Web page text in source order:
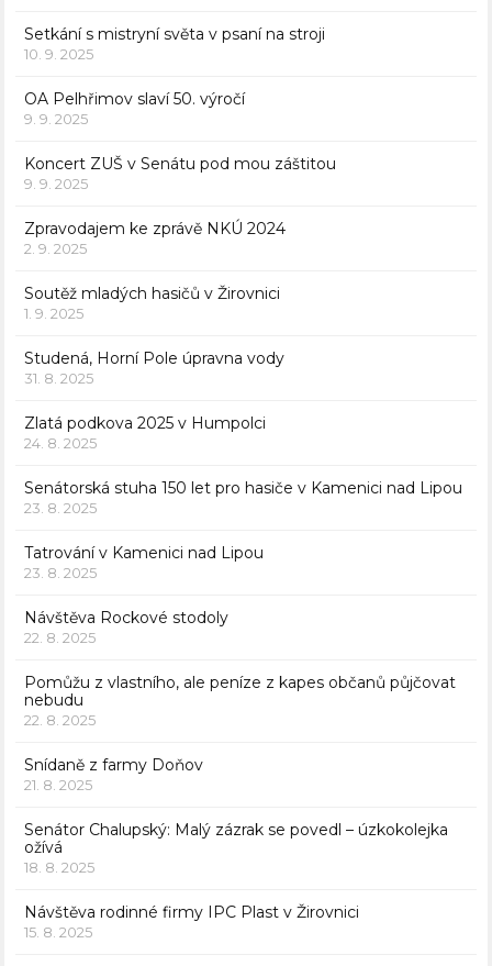
Setkání s mistryní světa v psaní na stroji
10. 9. 2025
OA Pelhřimov slaví 50. výročí
9. 9. 2025
Koncert ZUŠ v Senátu pod mou záštitou
9. 9. 2025
Zpravodajem ke zprávě NKÚ 2024
2. 9. 2025
Soutěž mladých hasičů v Žirovnici
1. 9. 2025
Studená, Horní Pole úpravna vody
31. 8. 2025
Zlatá podkova 2025 v Humpolci
24. 8. 2025
Senátorská stuha 150 let pro hasiče v Kamenici nad Lipou
23. 8. 2025
Tatrování v Kamenici nad Lipou
23. 8. 2025
Návštěva Rockové stodoly
22. 8. 2025
Pomůžu z vlastního, ale peníze z kapes občanů půjčovat
nebudu
22. 8. 2025
Snídaně z farmy Doňov
21. 8. 2025
Senátor Chalupský: Malý zázrak se povedl – úzkokolejka
ožívá
18. 8. 2025
Návštěva rodinné firmy IPC Plast v Žirovnici
15. 8. 2025